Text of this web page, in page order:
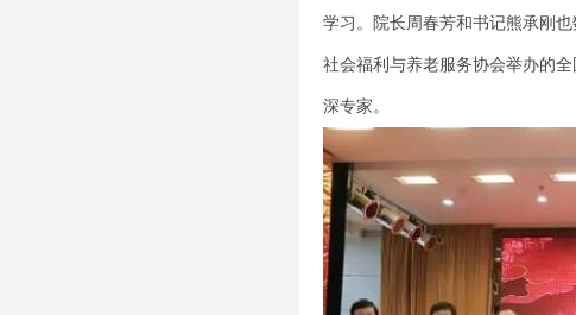
学习。院长周春芳和书记熊承刚
社会福利与养老服务协会举办的
深专家。